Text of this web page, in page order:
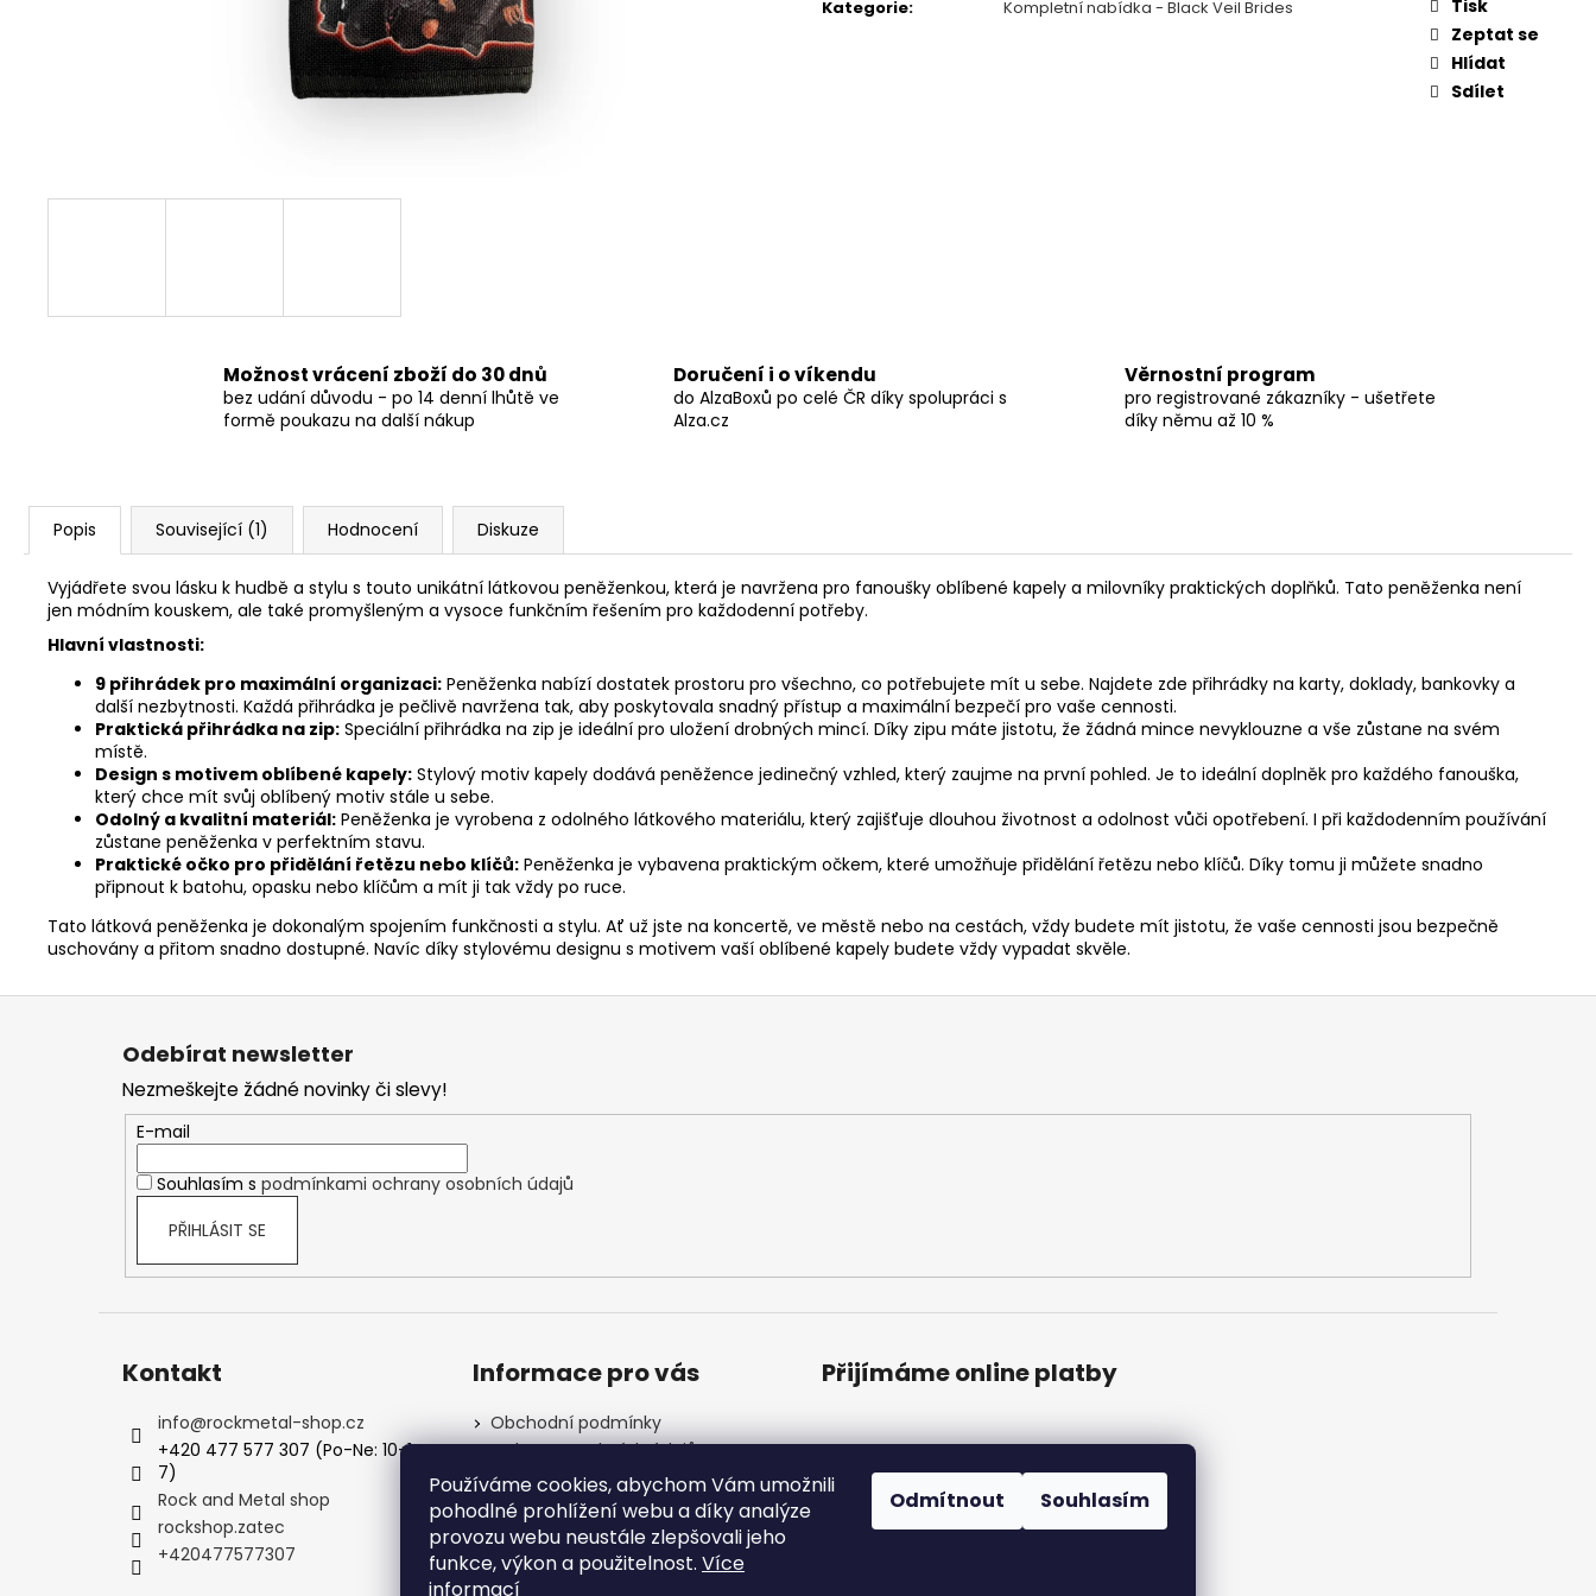
Používáme cookies, abychom Vám umožnili
pohodlné prohlížení webu a díky analýze
provozu webu neustále zlepšovali jeho
funkce, výkon a použitelnost. Více
informací
Odmítnout Souhlasím
Kategorie: Kompletní nabídka - Black Veil Brides
Tisk
Zeptat se
Hlídat
Sdílet
Možnost vrácení zboží do 30 dnů
bez udání důvodu - po 14 denní lhůtě ve
formě poukazu na další nákup
Doručení i o víkendu
do AlzaBoxů po celé ČR díky spolupráci s
Alza.cz
Věrnostní program
pro registrované zákazníky - ušetřete
díky němu až 10 %
Popis Související (1) Hodnocení Diskuze
Vyjádřete svou lásku k hudbě a stylu s touto unikátní látkovou peněženkou, která je navržena pro fanoušky oblíbené kapely a milovníky praktických doplňků. Tato peněženka není
jen módním kouskem, ale také promyšleným a vysoce funkčním řešením pro každodenní potřeby.
Hlavní vlastnosti:
9 přihrádek pro maximální organizaci: Peněženka nabízí dostatek prostoru pro všechno, co potřebujete mít u sebe. Najdete zde přihrádky na karty, doklady, bankovky a
další nezbytnosti. Každá přihrádka je pečlivě navržena tak, aby poskytovala snadný přístup a maximální bezpečí pro vaše cennosti.
Praktická přihrádka na zip: Speciální přihrádka na zip je ideální pro uložení drobných mincí. Díky zipu máte jistotu, že žádná mince nevyklouzne a vše zůstane na svém
místě.
Design s motivem oblíbené kapely: Stylový motiv kapely dodává peněžence jedinečný vzhled, který zaujme na první pohled. Je to ideální doplněk pro každého fanouška,
který chce mít svůj oblíbený motiv stále u sebe.
Odolný a kvalitní materiál: Peněženka je vyrobena z odolného látkového materiálu, který zajišťuje dlouhou životnost a odolnost vůči opotřebení. I při každodenním používání
zůstane peněženka v perfektním stavu.
Praktické očko pro přidělání řetězu nebo klíčů: Peněženka je vybavena praktickým očkem, které umožňuje přidělání řetězu nebo klíčů. Díky tomu ji můžete snadno
připnout k batohu, opasku nebo klíčům a mít ji tak vždy po ruce.
Tato látková peněženka je dokonalým spojením funkčnosti a stylu. Ať už jste na koncertě, ve městě nebo na cestách, vždy budete mít jistotu, že vaše cennosti jsou bezpečně
uschovány a přitom snadno dostupné. Navíc díky stylovému designu s motivem vaší oblíbené kapely budete vždy vypadat skvěle.
590 Kč
Z
Odebírat newsletter
Nezmeškejte žádné novinky či slevy!
E-mail
Souhlasím s podmínkami ochrany osobních údajů
PŘIHLÁSIT SE
Kontakt
info@rockmetal-shop.cz
+420 477 577 307 (Po-Ne: 10-1
7)
Rock and Metal shop
rockshop.zatec
+420477577307
Informace pro vás
Obchodní podmínky
Ochrana osobních údajů
Podmínky věrnostního programu
Kalendář akcí
FAQ - Nejčastější dotazy
Kontakty
Přijímáme online platby